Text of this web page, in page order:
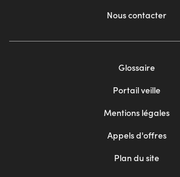
Nous contacter
Glossaire
Portail veille
Mentions légales
Appels d'offres
Plan du site